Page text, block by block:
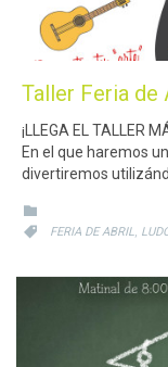
Taller Feria de
¡LLEGA EL TALLER
En el que haremos
divertiremos

 CATEGORY
FERIA DE ABRIL,